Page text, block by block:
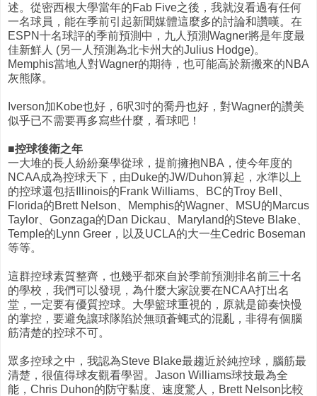
述。從密西根大學當年的Fab Five之後，我就沒看過有任何
一名球員，能在季前引起新聞媒體這麼多的討論和讚嘆。在
ESPN十名球評的季前預測中，九人預測Wagner將是年度最
佳新鮮人 (另一人預測為北卡州大的Julius Hodge)。
Memphis當地人對Wagner的期待，也可能高於新搬來的NBA
灰熊隊。
Iverson加Kobe也好，6呎3吋的喬丹也好，對Wagner的讚美
似乎已不需要再多寫些什麼，看球吧！
■控球後衛之年
一大堆的長人紛紛棄學從球，提前擁抱NBA，使今年度的
NCAA成為控球天下，由Duke的JW/Duhon算起，水準以上
的控球還包括Illinois的Frank Williams、BC的Troy Bell、
Florida的Brett Nelson、Memphis的Wagner、MSU的Marcus
Taylor、Gonzaga的Dan Dickau、Maryland的Steve Blake、
Temple的Lynn Greer，以及UCLA的大一生Cedric Boseman
等等。
這群控球素質整齊，也幾乎都來自於季前預測排名前三十名
的學校，我們可以發現，為什麼大家說要在NCAA打出名
堂，一定要有優質控球。大學籃球重視的，原就是節奏快慢
的掌控，要避免讓球隊陷於無頭蒼蠅式的混亂，非得有個腦
筋清楚的控球不可。
眾多控球之中，我認為Steve Blake最趨近於純控球，腦筋最
清楚，很值得球友觀看學習。Jason Williams球技最為全
能，Chris Duhon的防守黏度、速度驚人，Brett Nelson比較